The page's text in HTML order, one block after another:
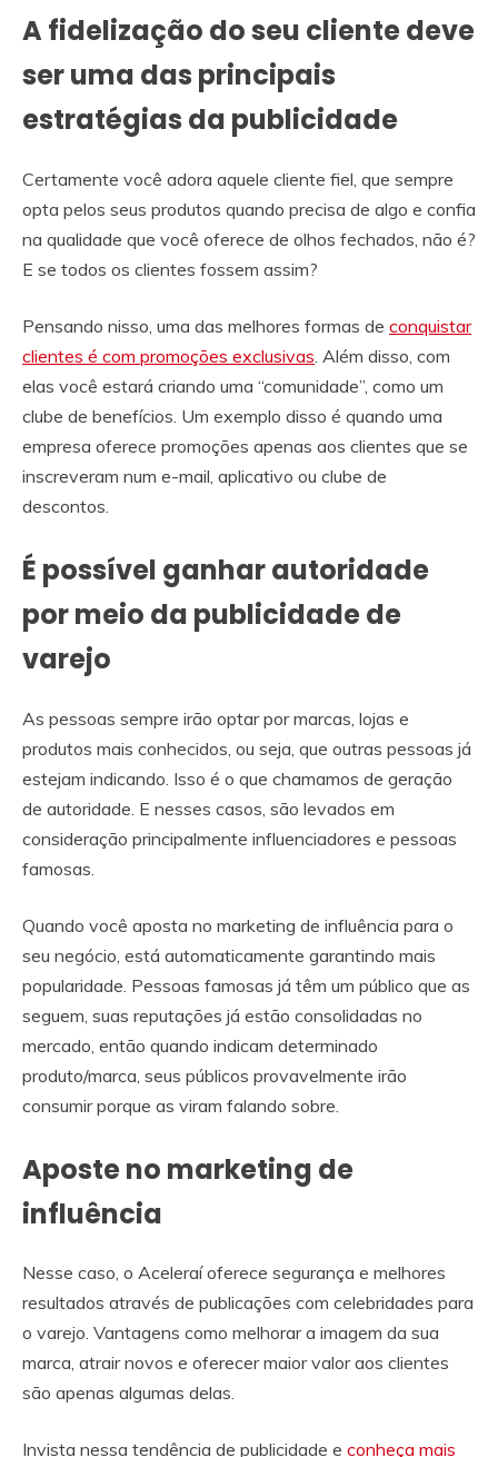
A fidelização do seu cliente deve
ser uma das principais
estratégias da publicidade
Certamente você adora aquele cliente fiel, que sempre
opta pelos seus produtos quando precisa de algo e confia
na qualidade que você oferece de olhos fechados, não é?
E se todos os clientes fossem assim?
Pensando nisso, uma das melhores formas de conquistar
clientes é com promoções exclusivas . Além disso, com
elas você estará criando uma “comunidade”, como um
clube de benefícios. Um exemplo disso é quando uma
empresa oferece promoções apenas aos clientes que se
inscreveram num e-mail, aplicativo ou clube de
descontos.
É possível ganhar autoridade
por meio da publicidade de
varejo
As pessoas sempre irão optar por marcas, lojas e
produtos mais conhecidos, ou seja, que outras pessoas já
estejam indicando. Isso é o que chamamos de geração
de autoridade. E nesses casos, são levados em
consideração principalmente influenciadores e pessoas
famosas.
Quando você aposta no marketing de influência para o
seu negócio, está automaticamente garantindo mais
popularidade. Pessoas famosas já têm um público que as
seguem, suas reputações já estão consolidadas no
mercado, então quando indicam determinado
produto/marca, seus públicos provavelmente irão
consumir porque as viram falando sobre.
Aposte no marketing de
influência
Nesse caso, o Aceleraí oferece segurança e melhores
resultados através de publicações com celebridades para
o varejo. Vantagens como melhorar a imagem da sua
marca, atrair novos e oferecer maior valor aos clientes
são apenas algumas delas.
Invista nessa tendência de publicidade e conheça mais